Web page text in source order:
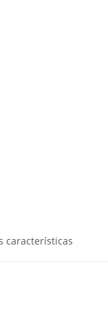
características